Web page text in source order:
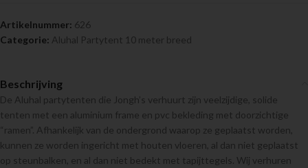
Artikelnummer: 626
Categorie: Aluhal Partytent 10 meter breed
Beschrijving
De Aluhal partytenten die Jongh’s verhuurt zijn veelzijdige, solide
tenten met een aluminium frame en pvc bekleding met doorzichtige
“ramen”. Afhankelijk van de ondergrond waarop ze geplaatst worden,
kunnen ze worden ingericht met houten vloeren, al dan niet geplaatst
op steunbalken, en al dan niet bedekt met tapijttegels. Wij verhuren